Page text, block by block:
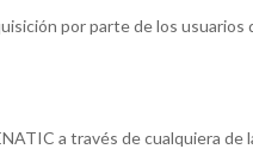
por parte de los usuarios
a través de cualquiera de